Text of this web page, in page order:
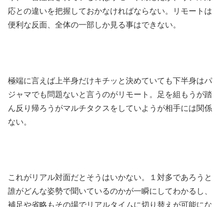
応との違いを把握しておかなければならない。リモートは
便利な反面、全体の一部しか見る事はできない。
極端に言えば上半身だけキチッと決めていても下半身はパ
ジャマでも問題ないと言うのがリモート。足を組もうが踏
ん反り帰ろうがマルチタクスをしていようが相手には関係
ない。
これがリアル対面だとそうはいかない。１対多であろうと
誰がどんな姿勢で聞いているのかが一瞬にしてわかるし、
補足や省略もその場でリアルタイムに切り替えが可能にな